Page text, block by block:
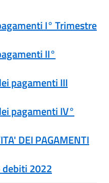
I° Trimestre
II°
pagamenti III
pagamenti IV°
DEI PAGAMENTI
2022